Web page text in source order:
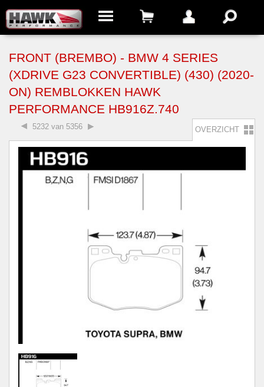
FRONT (BREMBO) - BMW 4 SERIES
(XDRIVE G23 CONVERTIBLE) (430) (2020-
ON) REMBLOKKEN HAWK
PERFORMANCE HB916Z.740
5232 van 5356 OVERZICHT